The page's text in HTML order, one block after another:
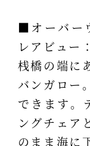
■オーバー
レアビュー
桟橋の端に
バンガロー
できます。
ングチェア
のまま海に